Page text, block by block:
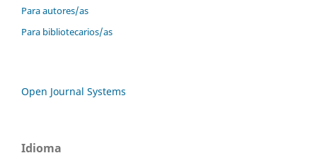
Para autores/as
Para bibliotecarios/as
Open Journal Systems
Idioma